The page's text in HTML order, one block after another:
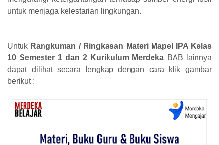
untuk menjaga kelestarian lingkungan.
Untuk Rangkuman / Ringkasan Materi Mapel IPA Kelas
10 Semester 1 dan 2 Kurikulum Merdeka BAB lainnya
dapat dilihat secara lengkap dengan cara klik gambar
berikut :